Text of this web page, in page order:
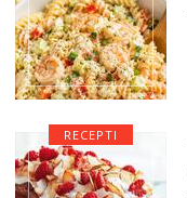
RECEPTI